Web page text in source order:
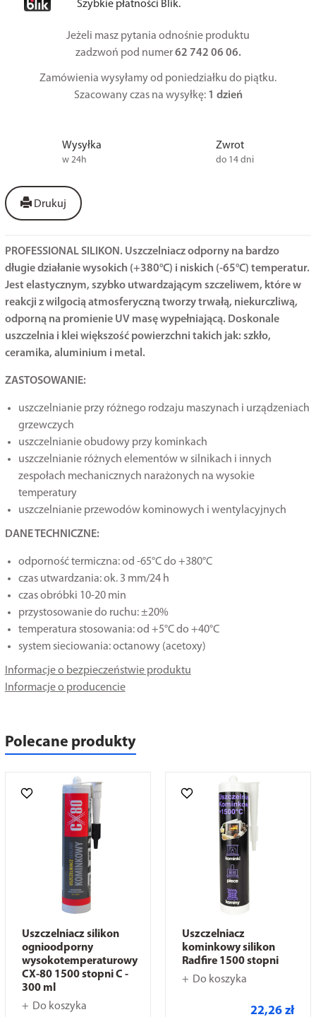
Szybkie płatności Blik.
Jeżeli masz pytania odnośnie produktu
zadzwoń pod numer62 742 06 06.
Zamówienia wysyłamy od poniedziałku do piątku.
Szacowany czas na wysyłkę: 1 dzień
Wysyłka
w 24h
Zwrot
do 14 dni
Drukuj
PROFESSIONAL SILIKON. Uszczelniacz odporny na bardzo
długie działanie wysokich (+380°C) i niskich (-65°C) temperatur.
Jest elastycznym, szybko utwardzającym szczeliwem, które w
reakcji z wilgocią atmosferyczną tworzy trwałą, niekurczliwą,
odporną na promienie UV masę wypełniającą. Doskonale
uszczelnia i klei większość powierzchni takich jak: szkło,
ceramika, aluminium i metal.
ZASTOSOWANIE:
uszczelnianie przy różnego rodzaju maszynach i urządzeniach
grzewczych
uszczelnianie obudowy przy kominkach
uszczelnianie różnych elementów w silnikach i innych
zespołach mechanicznych narażonych na wysokie
temperatury
uszczelnianie przewodów kominowych i wentylacyjnych
DANE TECHNICZNE:
odporność termiczna: od -65°C do +380°C
czas utwardzania: ok. 3 mm/24 h
czas obróbki 10-20 min
przystosowanie do ruchu: ±20%
temperatura stosowania: od +5°C do +40°C
system sieciowania: octanowy (acetoxy)
Informacje o bezpieczeństwie produktu
Informacje o producencie
Polecane produkty
Uszczelniacz silikon
ognioodporny
wysokotemperaturowy
CX-80 1500 stopni C -
300 ml
Do koszyka
Uszczelniacz
kominkowy silikon
Radfire 1500 stopni
Do koszyka
22,26 zł